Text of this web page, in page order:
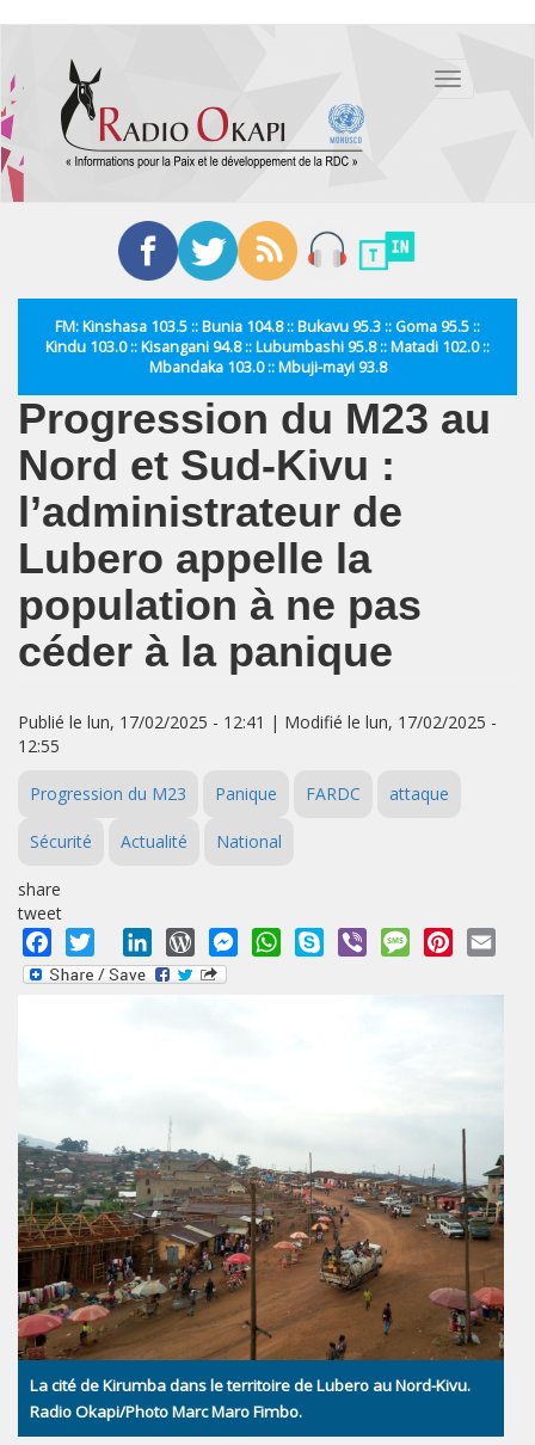
contenu
principal
Toggle
FM: Kinshasa 103.5 :: Bunia 104.8 :: Bukavu 95.3 :: Goma 95.5 ::
Kindu 103.0 :: Kisangani 94.8 :: Lubumbashi 95.8 :: Matadi 102.0 ::
Mbandaka 103.0 :: Mbuji-mayi 93.8
Progression du M23 au
Nord et Sud-Kivu :
l’administrateur de
Lubero appelle la
population à ne pas
céder à la panique
Publié le lun, 17/02/2025 - 12:41 | Modifié le lun, 17/02/2025 -
12:55
Progression du M23 Panique FARDC attaque
Sécurité Actualité National
share
tweet
Facebook
Twitter LinkedInWordPressMessengerWhatsApp
Skype Viber MessagePinterest
La cité de Kirumba dans le territoire de Lubero au Nord-Kivu.
Radio Okapi/Photo Marc Maro Fimbo.